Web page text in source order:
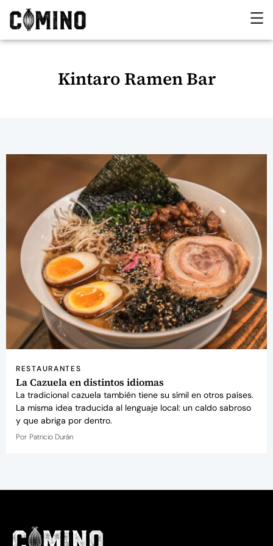
Kintaro Ramen Bar
RESTAURANTES
La Cazuela en distintos idiomas
La tradicional cazuela también tiene su símil en otros países.
La misma idea traducida al lenguaje local: un caldo sabroso
y que abriga por dentro.
Por Patricio Durán